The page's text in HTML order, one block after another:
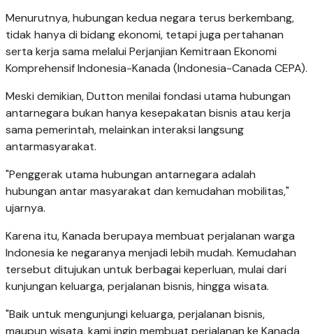
Menurutnya, hubungan kedua negara terus berkembang,
tidak hanya di bidang ekonomi, tetapi juga pertahanan
serta kerja sama melalui Perjanjian Kemitraan Ekonomi
Komprehensif Indonesia-Kanada (Indonesia-Canada CEPA).
Meski demikian, Dutton menilai fondasi utama hubungan
antarnegara bukan hanya kesepakatan bisnis atau kerja
sama pemerintah, melainkan interaksi langsung
antarmasyarakat.
"Penggerak utama hubungan antarnegara adalah
hubungan antar masyarakat dan kemudahan mobilitas,"
ujarnya.
Karena itu, Kanada berupaya membuat perjalanan warga
Indonesia ke negaranya menjadi lebih mudah. Kemudahan
tersebut ditujukan untuk berbagai keperluan, mulai dari
kunjungan keluarga, perjalanan bisnis, hingga wisata.
"Baik untuk mengunjungi keluarga, perjalanan bisnis,
maupun wisata, kami ingin membuat perjalanan ke Kanada